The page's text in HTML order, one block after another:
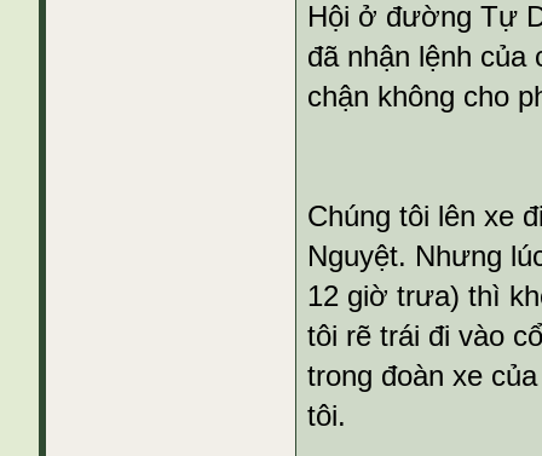
Hội ở đường Tự
đã nhận lệnh của
chận không cho
Chúng tôi lên xe
Nguyệt. Nhưng
12 giờ trưa) thì
tôi rẽ trái đi vào
trong đoàn xe
tôi.